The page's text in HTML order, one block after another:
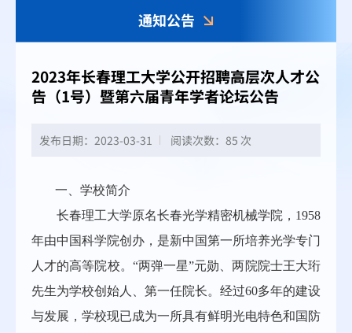
通知公告
2023年长春理工大学公开招聘高层次人才公
告（1号）暨第六届青年学者论坛公告
发布日期：2023-03-31 阅读次数： 85 次
一、学校简介
长春理工大学原名长春光学精密机械学院，1958
年由中国科学院创办，是新中国第一所培养光学专门
人才的高等院校。“两弹一星”元勋、两院院士王大珩
先生为学校创始人、第一任院长。经过60多年的建设
与发展，学校现已成为一所具有鲜明光电特色和国防